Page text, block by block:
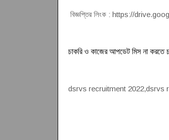
বিজ্ঞপ্তির লিংক : https://
চাকরি ও কাজের আপডেট মিস না করতে
dsrvs recruitment 2022,dsrvs